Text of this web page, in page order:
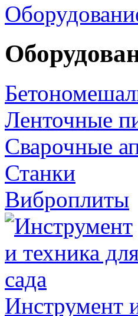
Ленточные
Сварочные
Станки
Виброплиты
Инструмент